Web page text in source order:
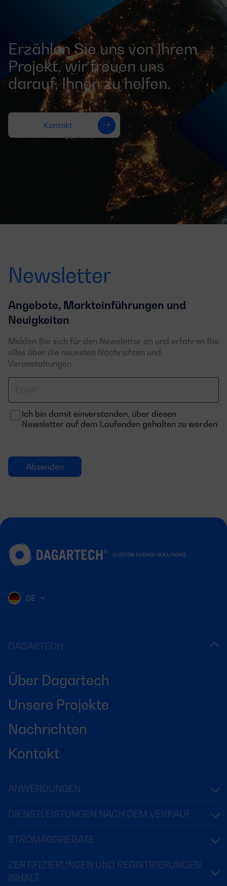
Erzählen Sie uns von Ihrem
Projekt, wir freuen uns
darauf, Ihnen zu helfen.
Kontakt
Newsletter
Angebote, Markteinführungen und
Neuigkeiten
Melden Sie sich für den Newsletter an und erfahren Sie
alles über die neuesten Nachrichten und
Veranstaltungen
Ich bin damit einverstanden, über diesen
Newsletter auf dem Laufenden gehalten zu werden
DAGARTECH
Über Dagartech
Unsere Projekte
Nachrichten
Kontakt
DE
ANWENDUNGEN
DIENSTLEISTUNGEN NACH DEM VERKAUF
STROMAGGREGATE
ZERTIFIZIERUNGEN UND REGISTRIERUNGEN
INHALT